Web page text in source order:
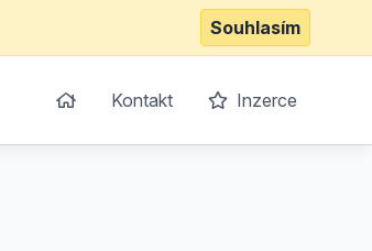
Souhlasím
Kontakt Inzerce